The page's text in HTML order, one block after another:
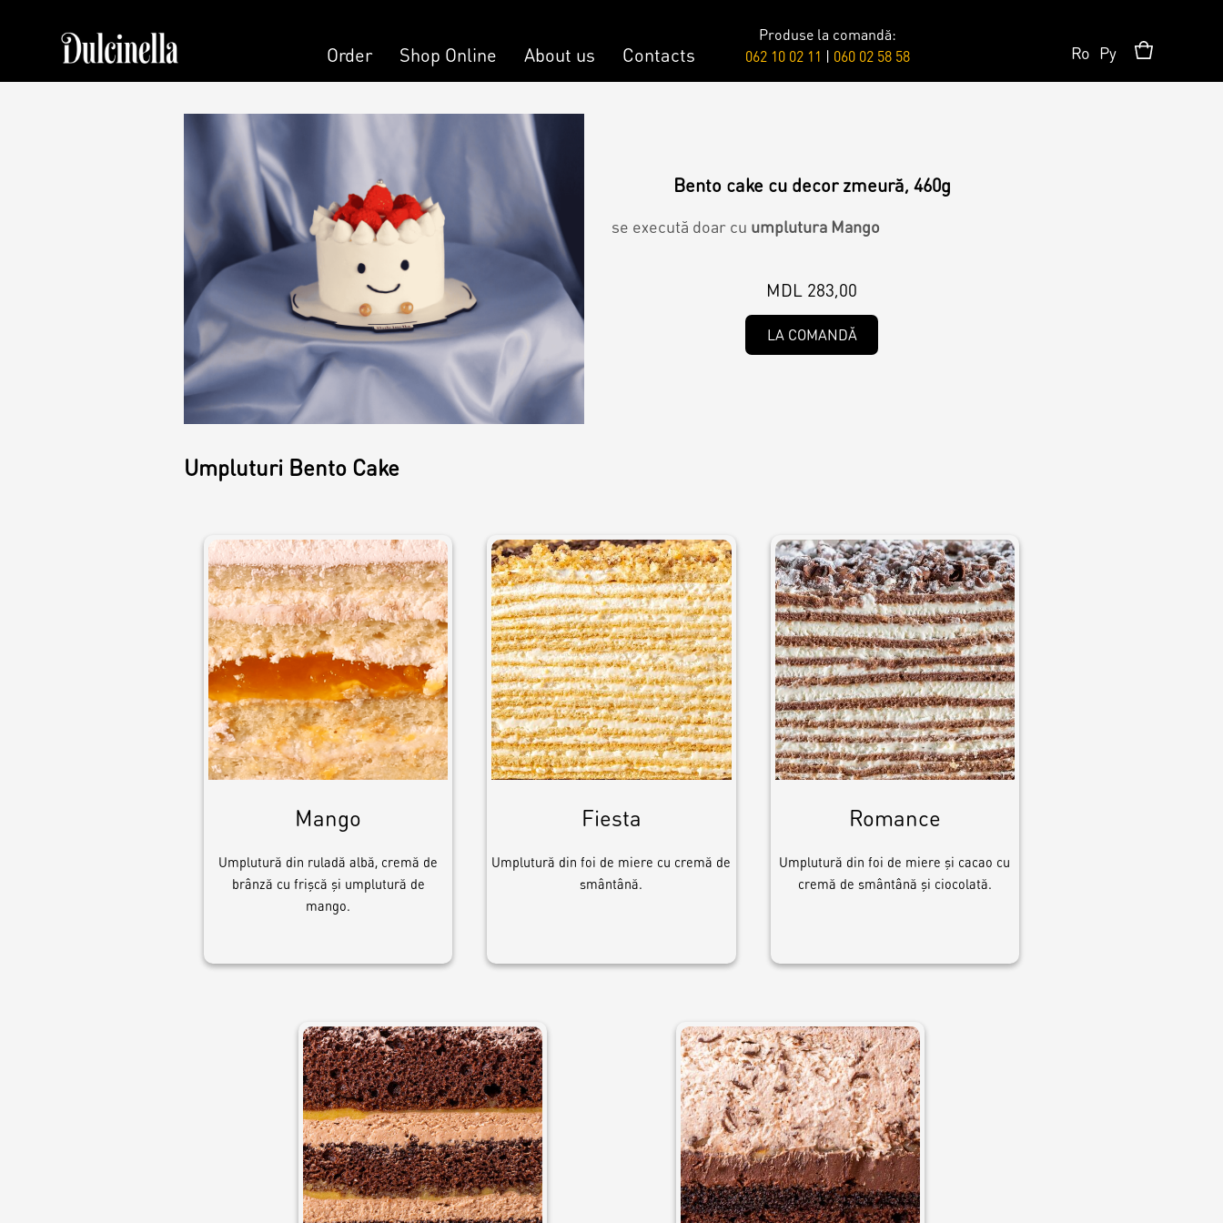
Order
Candy Bar
Personalized Desserts
Kalach
Shop Online
Pastry
Cake
Cake (Slice)
Dessert
Macaron
Placinta
Raw & Vegan
Topper
About us Contacts
Produse la comandă:
062 10 02 11 | 060 02 58 58 Ro Ру
Bento cake cu decor zmeură, 460g
se execută doar cu umplutura Mango
MDL 283,00
LA COMANDĂ
Umpluturi Bento Cake
Mango
Umplutură din ruladă albă, cremă de
brânză cu frişcă şi umplutură de
mango.
Fiesta
Umplutură din foi de miere cu cremă de
smântână.
Romance
Umplutură din foi de miere și cacao cu
cremă de smântână și ciocolată.